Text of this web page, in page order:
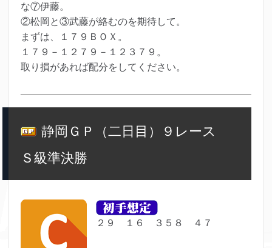
な⑦伊藤。
②松岡と③武藤が絡むのを期待して。
まずは、１７９ＢＯＸ。
１７９－１２７９－１２３７９。
取り損があれば配分をしてください。
静岡ＧＰ（二日目）９レース
Ｓ級準決勝
２９ １６ ３５８ ４７